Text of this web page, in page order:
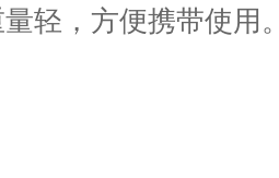
轻，方便携带使用